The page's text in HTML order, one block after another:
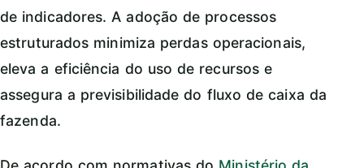
de indicadores. A adoção de processos
estruturados minimiza perdas operacionais,
eleva a eficiência do uso de recursos e
assegura a previsibilidade do fluxo de caixa da
fazenda.